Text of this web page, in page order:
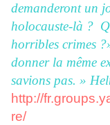
demanderont un
holocauste-là ?
horribles crimes
donner la même
savions pas. »
http://
re/